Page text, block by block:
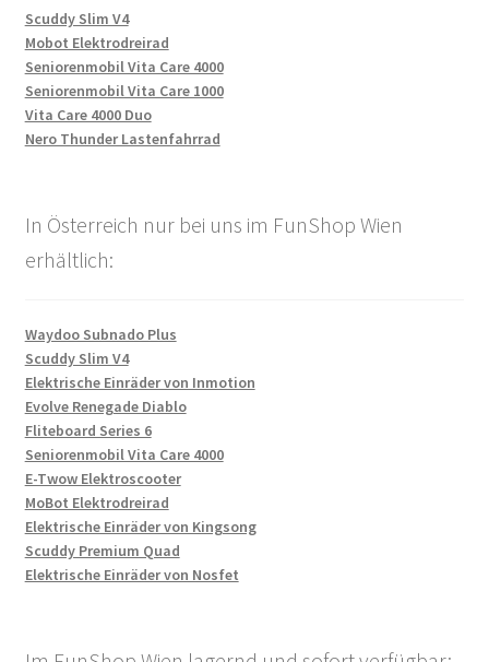
Scuddy Slim V4
Mobot Elektrodreirad
Seniorenmobil Vita Care 4000
Seniorenmobil Vita Care 1000
Vita Care 4000 Duo
Nero Thunder Lastenfahrrad
In Österreich nur bei uns im FunShop Wien
erhältlich:
Waydoo Subnado Plus
Scuddy Slim V4
Elektrische Einräder von Inmotion
Evolve Renegade Diablo
Fliteboard Series 6
Seniorenmobil Vita Care 4000
E-Twow Elektroscooter
MoBot Elektrodreirad
Elektrische Einräder von Kingsong
Scuddy Premium Quad
Elektrische Einräder von Nosfet